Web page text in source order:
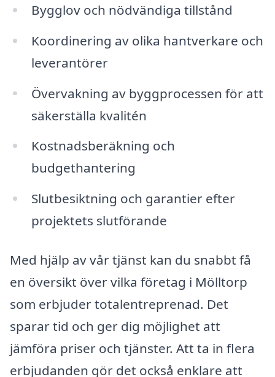
Bygglov och nödvändiga tillstånd
Koordinering av olika hantverkare och
leverantörer
Övervakning av byggprocessen för att
säkerställa kvalitén
Kostnadsberäkning och
budgethantering
Slutbesiktning och garantier efter
projektets slutförande
Med hjälp av vår tjänst kan du snabbt få
en översikt över vilka företag i Mölltorp
som erbjuder totalentreprenad. Det
sparar tid och ger dig möjlighet att
jämföra priser och tjänster. Att ta in flera
erbjudanden gör det också enklare att